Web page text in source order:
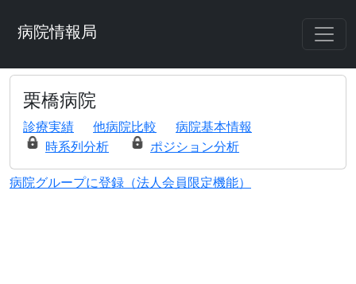
病院情報局
栗橋病院
診療実績 他病院比較
病院基本情報
時系列分析
ポジション分析
病院グループに登録（法人会員限定機能）